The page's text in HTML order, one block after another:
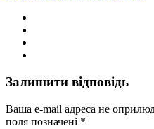
Залишити відповідь
Ваша e-mail адреса не
поля позначені *